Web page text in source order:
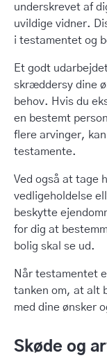
underskrevet af
uvildige vidner.
i testamentet og
Et godt
skræddersy dine
behov. Hvis du
en bestemt
flere arvinger,
testamente.
Ved også at tage
vedligeholdelse
beskytte
for dig at
bolig skal se ud.
Når testamentet
tanken om, at alt
med dine ønsker
Skøde og